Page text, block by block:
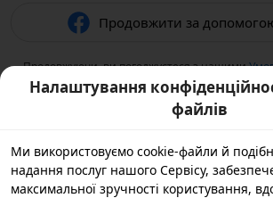
Продовжити за
Продовжуючи, ви погоджуєтеся з нашими
підтверджуєте, що прочитали нашуПолітикою
Налаштування
файлів
Ми використовуємо cookie-файли й
надання послуг нашого Сервісу,
максимальної зручності користування,